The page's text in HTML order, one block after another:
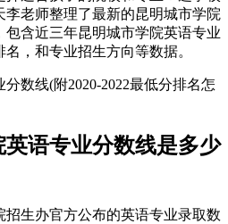
老师整理了最新的昆明城市学院
含近三年昆明城市学院英语专业
，和专业招生方向等数据。
语专业分数线是多少
招生办官方公布的英语专业录取数